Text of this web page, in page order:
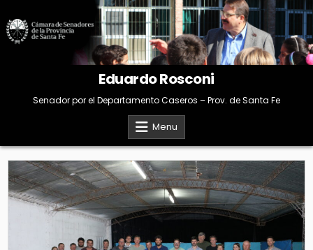
to
content
Eduardo Rosconi
Senador por el Departamento Caseros – Prov. de Santa Fe
Menu